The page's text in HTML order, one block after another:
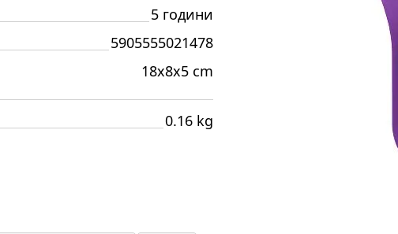
5 години
5905555021478
18x8x5 cm
0.16 kg